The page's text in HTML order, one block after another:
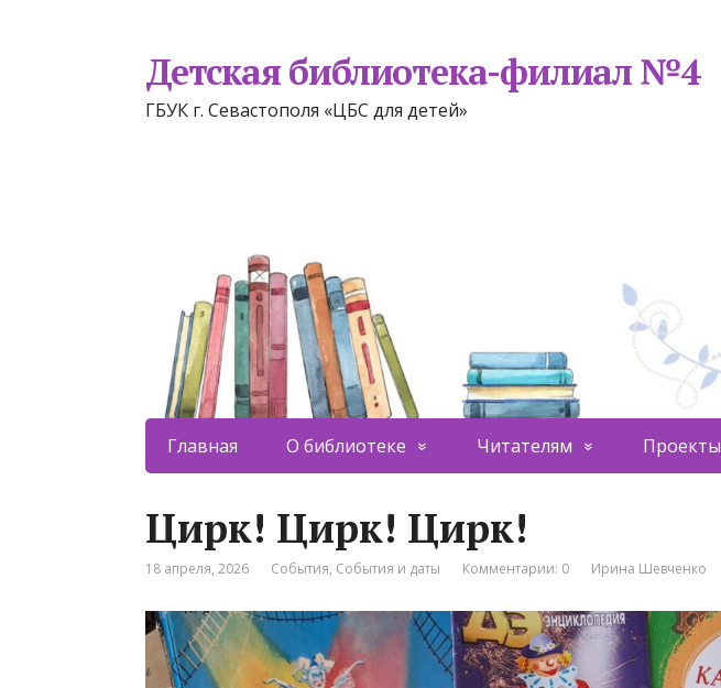
Детская библиотека-филиал №4
ГБУК г. Севастополя «ЦБС для детей»
Главная О библиотеке Читателям Проекты
Цирк! Цирк! Цирк!
18 апреля, 2026 События, События и даты Комментарии: 0 Ирина Шевченко